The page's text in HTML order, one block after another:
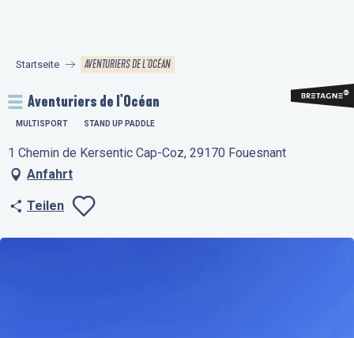
principal
Startseite AVENTURIERS DE L'OCÉAN
Aventuriers de l'Océan
MULTISPORT STAND UP PADDLE
1 Chemin de Kersentic Cap-Coz, 29170 Fouesnant
Anfahrt
Teilen
Ajouter aux